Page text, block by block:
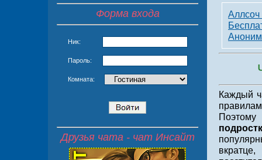
Форма входа
Ник:
Пароль:
Комната:
Друзья чата - чат Инсайт
Аллсоч
Что
Каждый